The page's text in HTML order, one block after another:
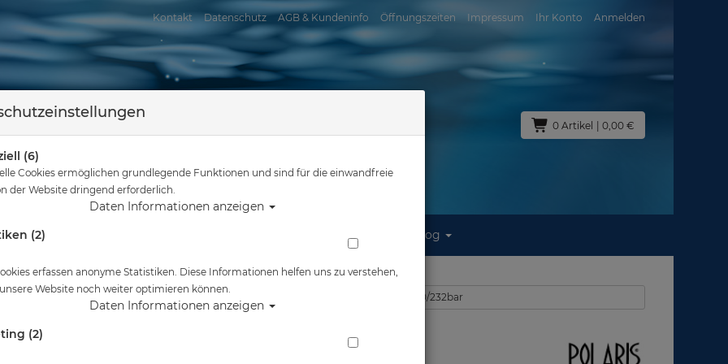
Kontakt Datenschutz AGB & Kundeninfo Öffnungszeiten Impressum Ihr Konto Anmelden
0 Artikel | 0,00 €
Reisen Blog
hier Tauchausrüstung DBG - Flaschenkörper 230 bar M25x2EN144 12 L lang
Alle Artikel zeigen aus: Flaschenkörber 200/232bar
DBG - Flaschenkörper 230 bar M25x2EN144 12 L lang
(6)
Cookies ermöglichen grundlegende Funktionen und sind für die einwandfreie
der Website dringend erforderlich.
Daten Informationen anzeigen
(2)
erfassen anonyme Statistiken. Diese Informationen helfen uns zu verstehen,
Website noch weiter optimieren können.
Daten Informationen anzeigen
(2)